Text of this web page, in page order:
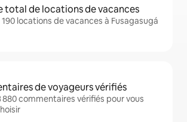
total de locations de vacances
190 locations de vacances à Fusagasugá
de voyageurs vérifiés
880 commentaires vérifiés pour vous